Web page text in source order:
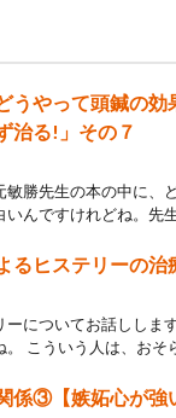
うやって頭鍼の効
治る!」その７
敏勝先生の本の中に、
いんですけれどね。先
るヒステリーの治
ーについてお話ししま
。 こういう人は、お
係③【嫉妬心が強